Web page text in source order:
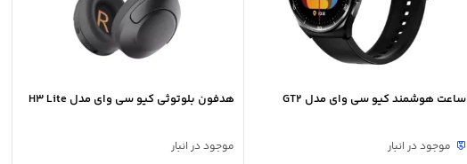
ساعت هوشمند کیو سی وای مدل GT2
موجود در انبار
هدفون بلوتوثی کیو سی وای مدل H3 Lite
موجود در انبار